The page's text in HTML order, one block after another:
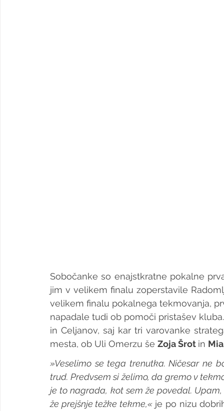
Sobočanke so enajstkratne pokalne
jim v velikem finalu zoperstavile
velikem finalu pokalnega tekmovanja,
napadale tudi ob pomoči pristašev
in Celjanov, saj kar tri varovanke
mesta, ob Uli Omerzu še Zoja Šrot in
»Veselimo se tega trenutka. Ničesar ne
trud. Predvsem si želimo, da gremo v
je to nagrada, kot sem že povedal.
že prejšnje težke tekme,« je po nizu